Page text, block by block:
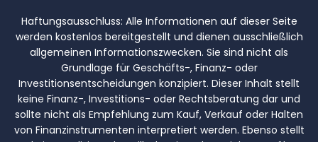
Haftungsausschluss: Alle Informationen auf dieser Seite
werden kostenlos bereitgestellt und dienen ausschließlich
allgemeinen Informationszwecken. Sie sind nicht als
Grundlage für Geschäfts-, Finanz- oder
Investitionsentscheidungen konzipiert. Dieser Inhalt stellt
keine Finanz-, Investitions- oder Rechtsberatung dar und
sollte nicht als Empfehlung zum Kauf, Verkauf oder Halten
von Finanzinstrumenten interpretiert werden. Ebenso stellt